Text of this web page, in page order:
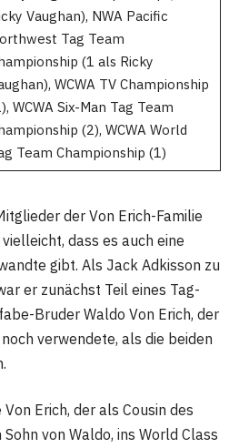
Vaughan), NWA Pacific
Tag Team
(1 als Ricky
WCWA TV Championship
WCWA Six-Man Tag Team
(2), WCWA World
Team Championship (1)
der Von Erich-Familie
dass es auch eine
gibt. Als Jack Adkisson zu
er zunächst Teil eines Tag-
Bruder Waldo Von Erich, der
verwendete, als die beiden
Erich, der als Cousin des
von Waldo, ins World Class